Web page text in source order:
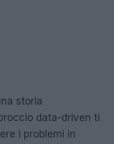
storia
data-driven ti
i problemi in